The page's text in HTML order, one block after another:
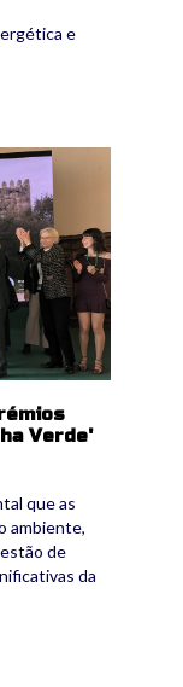
e
Verde'
que as
ambiente,
de
da